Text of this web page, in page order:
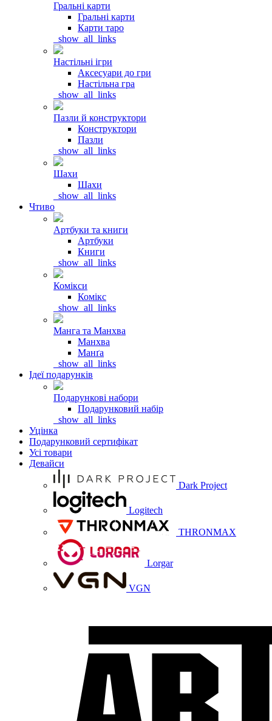
Гральні карти
Гральні карти
Карти таро
_show_all_links
Настільні ігри
Аксесуари до гри
Настільна гра
_show_all_links
Пазли й конструктори
Конструктори
Пазли
_show_all_links
Шахи
Шахи
_show_all_links
Чтиво
Артбуки та книги
Артбуки
Книги
_show_all_links
Комікси
Комікс
_show_all_links
Манга та Манхва
Манхва
Манґа
_show_all_links
Ідеї подарунків
Подарункові набори
Подарунковий набір
_show_all_links
Уцінка
Подарунковий сертифікат
Усі товари
Девайси
Dark Project
Logitech
THRONMAX
Lorgar
VGN